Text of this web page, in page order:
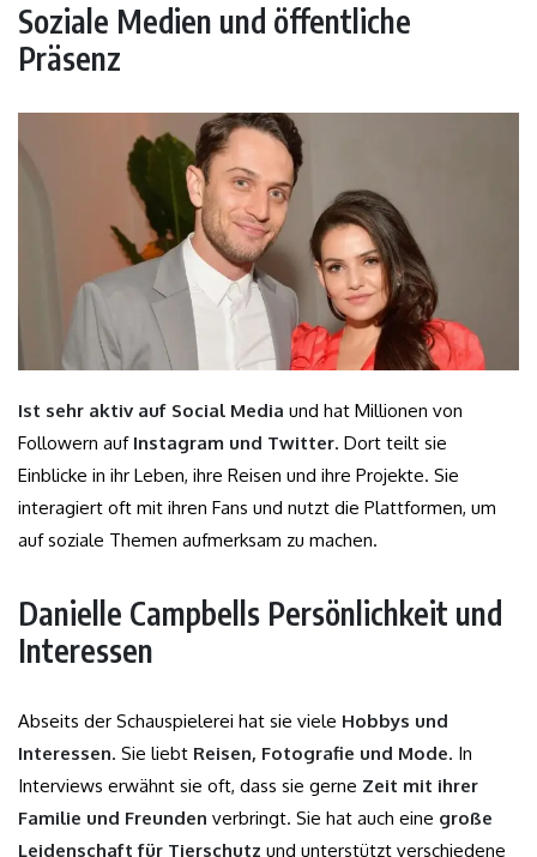
Soziale Medien und öffentliche
Präsenz
Ist sehr aktiv auf Social Media und hat Millionen von
Followern auf Instagram und Twitter. Dort teilt sie
Einblicke in ihr Leben, ihre Reisen und ihre Projekte. Sie
interagiert oft mit ihren Fans und nutzt die Plattformen, um
auf soziale Themen aufmerksam zu machen.
Danielle Campbells Persönlichkeit und
Interessen
Abseits der Schauspielerei hat sie viele Hobbys und
Interessen. Sie liebt Reisen, Fotografie und Mode. In
Interviews erwähnt sie oft, dass sie gerne Zeit mit ihrer
Familie und Freunden verbringt. Sie hat auch eine große
Leidenschaft für Tierschutz und unterstützt verschiedene